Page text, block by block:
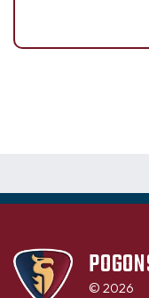
© 2026